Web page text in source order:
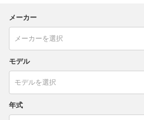
メーカー
モデル
年式